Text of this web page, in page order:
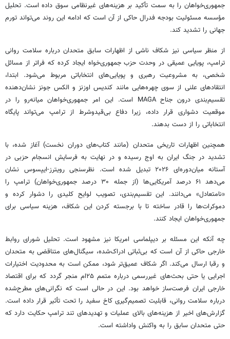
جمهوری‌خواهان را به سمت تأکید بر هزینه‌های غیرنظامی سوق داده است. تحلیل
مؤسسه مسئولیت بودجه فدرال حاکی از آن است که ادامه این روند می‌تواند تورم
جهانی را تشدید کند.
از منظر سیاسی نیز شکاف ناشی از اظهارات سابق متحدان درباره سلامت روانی
ترامپ، پویایی عمیقی در وحدت حزب جمهوری‌خواه ایجاد کرده که فراتر از مسائل
شخصی، به مشروعیت رهبری و پویایی‌های انتخاباتی مربوط می‌شود. ابتدا،
انتقادهای علنی از سوی چهره‌هایی مانند کندیس اوزنز و الکس جونز نشان‌دهنده
تقسیم‌بندی درون جناح MAGA است. این امر جمهوری‌خواهان میانه‌رو را در
موقعیت دشواری قرار داده، زیرا دفاع بی‌قیدوشرط از ترامپ می‌تواند پایگاه
انتخاباتی را از دست بدهند.
همچنین اظهارات تاریخی متحدان (مانند کتاب‌های دوران نخست) آغاز شده، با
تشدید در جنگ ایران به اوج رسیده و در نهایت به فرسایش انسجام حزبی در
آستانه میان‌دوره‌ای ۲۰۲۶ تبدیل شده است. نظرسنجی رویترز-ایپسوس نشان
می‌دهد ۶۱ درصد آمریکایی‌ها (از جمله ۳۰ درصد جمهوری‌خواهان) ترامپ را
«نامتعادل» می‌دانند. این تقسیم‌بندی، تصویب لوایح کلیدی را دشوار کرده و
دموکرات‌ها را قادر ساخته تا با برجسته کردن این شکاف، هزینه سیاسی برای
جمهوری‌خواهان ایجاد کنند.
چه آنکه این مسئله بر دیپلماسی امریکا نیز مشهود است. تحلیل شورای روابط
خارجی حاکی از آن است که بی‌ثباتی ادراک‌شده، سیگنال‌های متناقضی به متحدان
و رقبا ارسال می‌کند. اگر شکاف عمیق‌تر شود، ممکن است به محدودیت اختیارات
اجرایی یا حتی بحث‌های غیررسمی درباره متمم ۲۵ام منجر گردد که برای اقتصاد
خارجی ایران فرصت‌ساز خواهد بود. این در حالی است که نگرانی‌های مطرح‌شده
درباره سلامت روانی، قابلیت تصمیم‌گیری کاخ سفید را تحت تأثیر قرار داده است.
گزارش‌های اخیر از هزینه‌های بالای عملیات و تهدیدهای تند ترامپ حکایت دارد که
حتی متحدان سابق را به واکنش واداشته است.